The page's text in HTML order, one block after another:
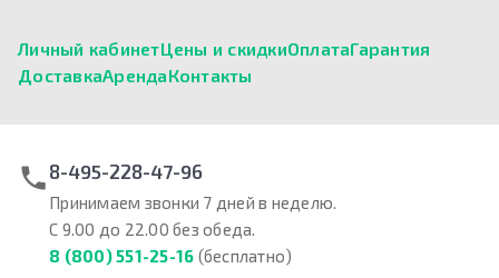
Личный кабинетЦены и скидкиОплатаГарантия
ДоставкаАрендаКонтакты
8-495-228-47-96
Принимаем звонки 7 дней в неделю.
С 9.00 до 22.00 без обеда.
8 (800) 551-25-16 (бесплатно)